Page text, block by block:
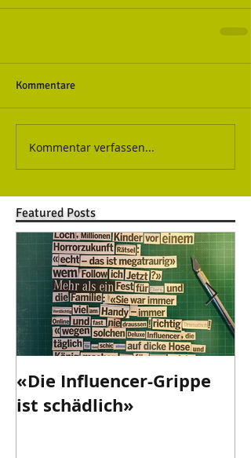
Featured Posts
Kommentare
Kommentar verfassen...
«Die Influencer-Grippe
ist schädlich»